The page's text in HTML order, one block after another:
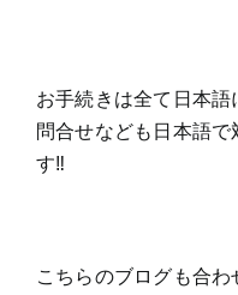
お手続きは全て日本
問合せなども日本語
す‼
こちらのブログも合